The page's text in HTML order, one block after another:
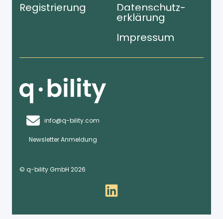
Registrierung
Datenschutz­
erklärung
Impressum
info@q-bility.com
Newsletter Anmeldung
© q-bility GmbH 2026